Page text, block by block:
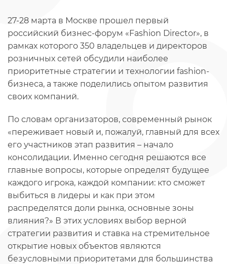
27-28 марта в Москве прошел первый
российский бизнес-форум «Fashion Director», в
рамках которого 350 владельцев и директоров
розничных сетей обсудили наиболее
приоритетные стратегии и технологии fashion-
бизнеса, а также поделились опытом развития
своих компаний.
По словам организаторов, современный рынок
«переживает новый и, пожалуй, главный для всех
его участников этап развития – начало
консолидации. Именно сегодня решаются все
главные вопросы, которые определят будущее
каждого игрока, каждой компании: кто сможет
выбиться в лидеры и как при этом
распределятся доли рынка, основные зоны
влияния?» В этих условиях выбор верной
стратегии развития и ставка на стремительное
открытие новых объектов являются
безусловными приоритетами для большинства